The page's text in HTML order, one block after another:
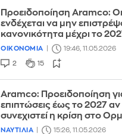
Προειδοποίηση Aramco:
ενδέχεται να μην
κανονικότητα μέχρι το
ΟΙΚΟΝΟΜΙΑ 19:46, 11.05.2026
2 15
Aramco: Προειδοποίηση
επιπτώσεις έως το 2027 αν
συνεχιστεί η κρίση στο
ΝΑΥΤΙΛΙΑ 15:26, 11.05.2026